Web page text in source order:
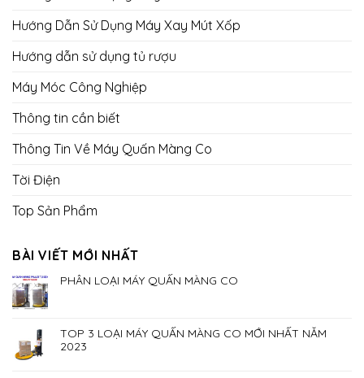
Hướng Dẫn Sử Dụng Máy Xay Mút Xốp
Hướng dẫn sử dụng tủ rượu
Máy Móc Công Nghiệp
Thông tin cần biết
Thông Tin Về Máy Quấn Màng Co
Tời Điện
Top Sản Phẩm
BÀI VIẾT MỚI NHẤT
PHÂN LOẠI MÁY QUẤN MÀNG CO
TOP 3 LOẠI MÁY QUẤN MÀNG CO MỚI NHẤT NĂM
2023